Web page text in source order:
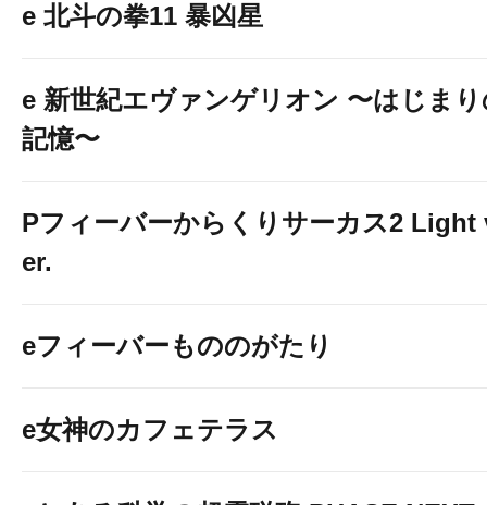
e 北斗の拳11 暴凶星
e 新世紀エヴァンゲリオン 〜はじま
記憶〜
Pフィーバーからくりサーカス2 Light
er.
eフィーバーもののがたり
e女神のカフェテラス